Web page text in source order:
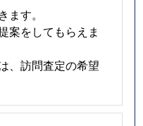
す。
案をしてもらえま
、訪問査定の希望